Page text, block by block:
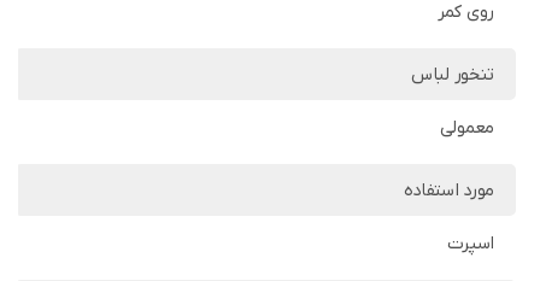
روی کمر
تنخور لباس
معمولی
مورد استفاده
اسپرت